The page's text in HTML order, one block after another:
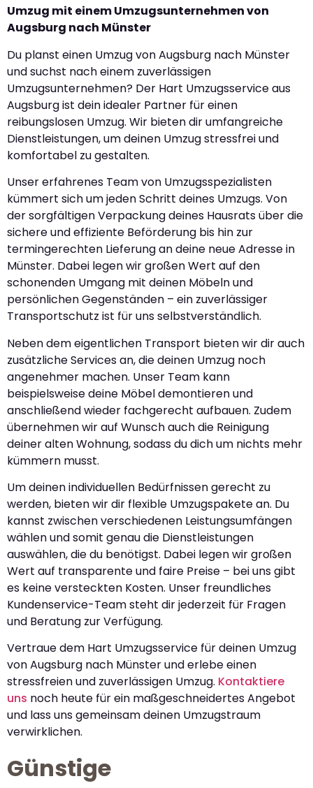
Umzug mit einem Umzugsunternehmen von
Augsburg nach Münster
Du planst einen Umzug von Augsburg nach Münster
und suchst nach einem zuverlässigen
Umzugsunternehmen? Der Hart Umzugsservice aus
Augsburg ist dein idealer Partner für einen
reibungslosen Umzug. Wir bieten dir umfangreiche
Dienstleistungen, um deinen Umzug stressfrei und
komfortabel zu gestalten.
Unser erfahrenes Team von Umzugsspezialisten
kümmert sich um jeden Schritt deines Umzugs. Von
der sorgfältigen Verpackung deines Hausrats über die
sichere und effiziente Beförderung bis hin zur
termingerechten Lieferung an deine neue Adresse in
Münster. Dabei legen wir großen Wert auf den
schonenden Umgang mit deinen Möbeln und
persönlichen Gegenständen – ein zuverlässiger
Transportschutz ist für uns selbstverständlich.
Neben dem eigentlichen Transport bieten wir dir auch
zusätzliche Services an, die deinen Umzug noch
angenehmer machen. Unser Team kann
beispielsweise deine Möbel demontieren und
anschließend wieder fachgerecht aufbauen. Zudem
übernehmen wir auf Wunsch auch die Reinigung
deiner alten Wohnung, sodass du dich um nichts mehr
kümmern musst.
Um deinen individuellen Bedürfnissen gerecht zu
werden, bieten wir dir flexible Umzugspakete an. Du
kannst zwischen verschiedenen Leistungsumfängen
wählen und somit genau die Dienstleistungen
auswählen, die du benötigst. Dabei legen wir großen
Wert auf transparente und faire Preise – bei uns gibt
es keine versteckten Kosten. Unser freundliches
Kundenservice-Team steht dir jederzeit für Fragen
und Beratung zur Verfügung.
Vertraue dem Hart Umzugsservice für deinen Umzug
von Augsburg nach Münster und erlebe einen
stressfreien und zuverlässigen Umzug. Kontaktiere
uns noch heute für ein maßgeschneidertes Angebot
und lass uns gemeinsam deinen Umzugstraum
verwirklichen.
Günstige